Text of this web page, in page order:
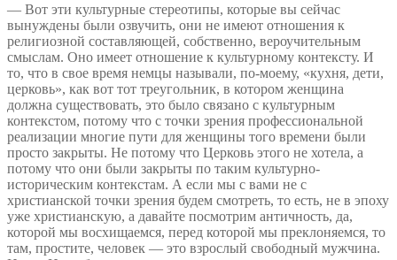
— Вот эти культурные стереотипы, которые вы сейчас
вынуждены были озвучить, они не имеют отношения к
религиозной составляющей, собственно, вероучительным
смыслам. Оно имеет отношение к культурному контексту. И
то, что в свое время немцы называли, по-моему, «кухня, дети,
церковь», как вот тот треугольник, в котором женщина
должна существовать, это было связано с культурным
контекстом, потому что с точки зрения профессиональной
реализации многие пути для женщины того времени были
просто закрыты. Не потому что Церковь этого не хотела, а
потому что они были закрыты по таким культурно-
историческим контекстам. А если мы с вами не с
христианской точки зрения будем смотреть, то есть, не в эпоху
уже христианскую, а давайте посмотрим античность, да,
которой мы восхищаемся, перед которой мы преклоняемся, то
там, простите, человек — это взрослый свободный мужчина.